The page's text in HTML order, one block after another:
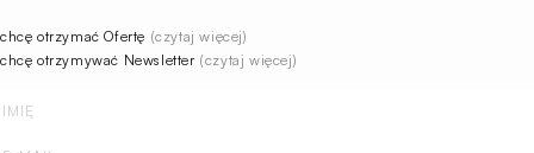
chcę otrzymać Ofertę (czytaj więcej)
chcę otrzymywać Newsletter (czytaj więcej)